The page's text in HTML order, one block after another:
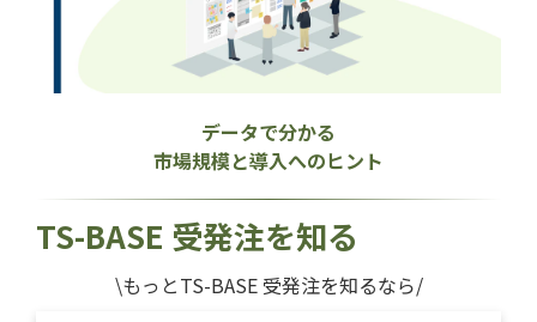
データで分かる
市場規模と導入へのヒント
TS-BASE 受発注を知る
\もっとTS-BASE 受発注を知るなら/